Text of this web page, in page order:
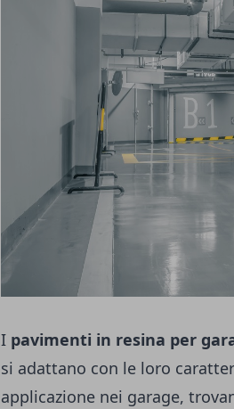
I pavimenti in resina per
si adattano con le loro
applicazione nei garage,